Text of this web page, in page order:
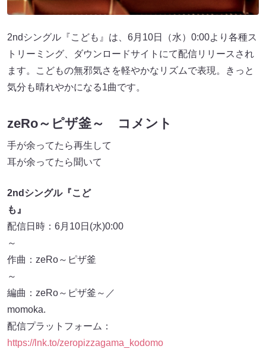
2ndシングル『こども』は、6月10日（水）0:00より各種ス
トリーミング、ダウンロードサイトにて配信リリースされ
ます。こどもの無邪気さを軽やかなリズムで表現。きっと
気分も晴れやかになる1曲です。
zeRo～ピザ釜～ コメント
手が余ってたら再生して
耳が余ってたら聞いて
2ndシングル『こど
も』
配信日時：6月10日(水)0:00
作曲：zeRo～ピザ釜
編曲：zeRo～ピザ釜～／
配信プラットフォーム：
https://lnk.to/zeropizzagama_kodomo